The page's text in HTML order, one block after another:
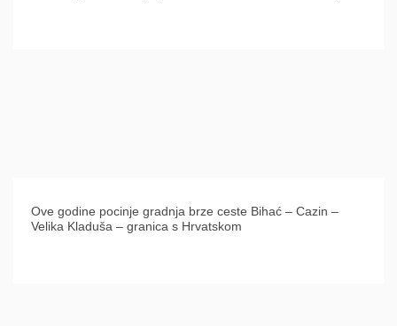
Ove godine pocinje gradnja brze ceste Bihać – Cazin –
Velika Kladuša – granica s Hrvatskom